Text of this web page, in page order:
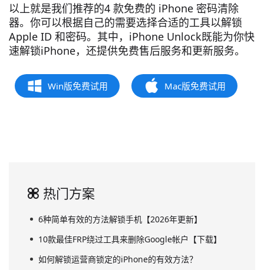
以上就是我们推荐的4 款免费的 iPhone 密码清除
器。你可以根据自己的需要选择合适的工具以解锁
Apple ID 和密码。其中，iPhone Unlock既能为你快
速解锁iPhone，还提供免费售后服务和更新服务。
Win版免费试用 Mac版免费试用
热门方案
6种简单有效的方法解锁手机【2026年更新】
10款最佳FRP绕过工具来删除Google帐户【下载】
如何解锁运营商锁定的iPhone的有效方法？